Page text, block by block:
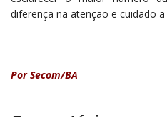
diferença na atenção e cuidado
Por Secom/BA